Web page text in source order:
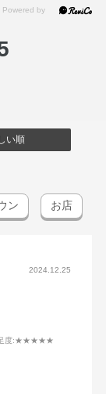
い順
ン お店
2024.12.25
度:★★★★★